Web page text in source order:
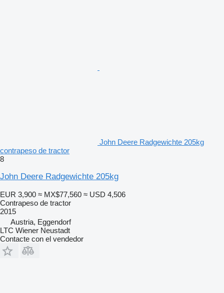
John Deere Radgewichte 205kg
contrapeso de tractor
8
John Deere Radgewichte 205kg
EUR 3,900 ≈ MX$77,560 ≈ USD 4,506
Contrapeso de tractor
2015
Austria, Eggendorf
LTC Wiener Neustadt
Contacte con el vendedor